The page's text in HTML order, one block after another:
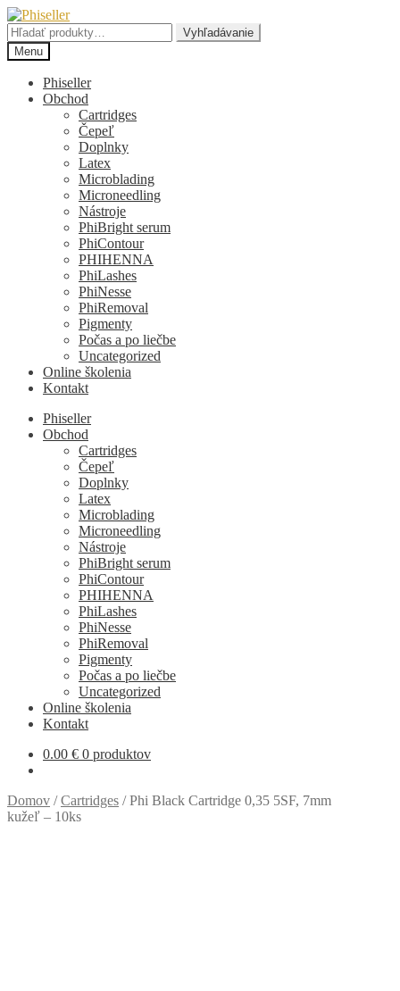
Preskočiť
na
navigáciu
Preskočiť
na
obsah
Hľadať:
Vyhľadávanie
Menu
Phiseller
Obchod
Cartridges
Čepeľ
Doplnky
Latex
Microblading
Microneedling
Nástroje
PhiBright serum
PhiContour
PHIHENNA
PhiLashes
PhiNesse
PhiRemoval
Pigmenty
Počas a po liečbe
Uncategorized
Online školenia
Kontakt
Phiseller
Obchod
Cartridges
Čepeľ
Doplnky
Latex
Microblading
Microneedling
Nástroje
PhiBright serum
PhiContour
PHIHENNA
PhiLashes
PhiNesse
PhiRemoval
Pigmenty
Počas a po liečbe
Uncategorized
Online školenia
Kontakt
0.00 € 0 produktov
Domov /Cartridges /Phi Black Cartridge 0,35 5SF, 7mm
kužeľ – 10ks